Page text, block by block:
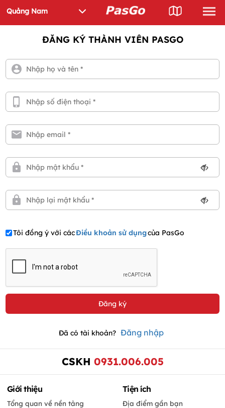
ĐĂNG KÝ THÀNH VIÊN PASGO
Tôi đồng ý với cácĐiều khoản sử dụngcủa PasGo
Đã có tài khoản? Đăng nhập
CSKH 0931.006.005
Giới thiệu
Tổng quan về nền tảng
Tiện ích
Địa điểm gần bạn